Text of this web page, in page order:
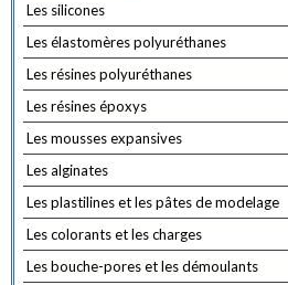
Les silicones
Les élastomères polyuréthanes
Les résines polyuréthanes
Les résines époxys
Les mousses expansives
Les alginates
Les plastilines et les pâtes de modelage
Les colorants et les charges
Les bouche-pores et les démoulants